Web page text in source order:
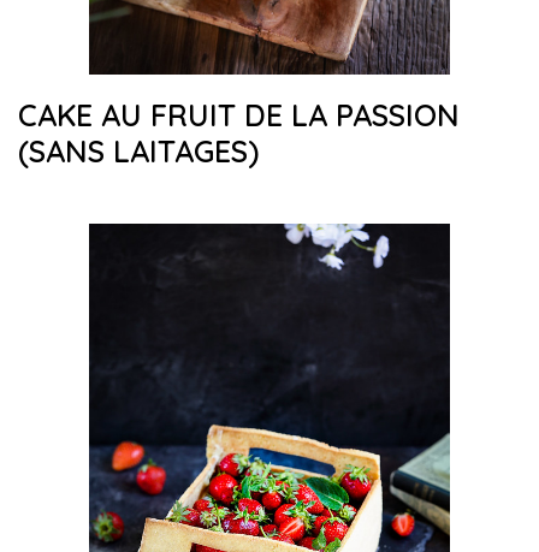
CAKE AU FRUIT DE LA PASSION
(SANS LAITAGES)